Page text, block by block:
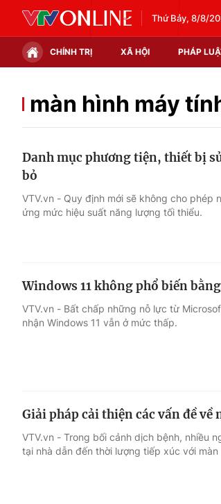
Thứ Bảy, 8/8/
CHÍNH TRỊ XÃ HỘI PHÁP
Chính trị Xã hội
Tin tức
Thế giới đó đây
Câu chuyện quốc tế
Thị
Điện ảnh
Âm nhạc
Sao
Du
Làm
màn hình máy
Danh mục phương tiện, thiết bị
bỏ
VTV.vn - Quy định mới sẽ không cho
ứng mức hiệu suất năng lượng tối thiểu.
Windows 11 không phổ biến
VTV.vn - Bất chấp những nỗ lực từ
nhận Windows 11 vẫn ở mức thấp.
Giải pháp cải thiện các vấn đề
VTV.vn - Trong bối cảnh dịch bệnh, nhiều
tại nhà dẫn đến thời lượng tiếp xúc với